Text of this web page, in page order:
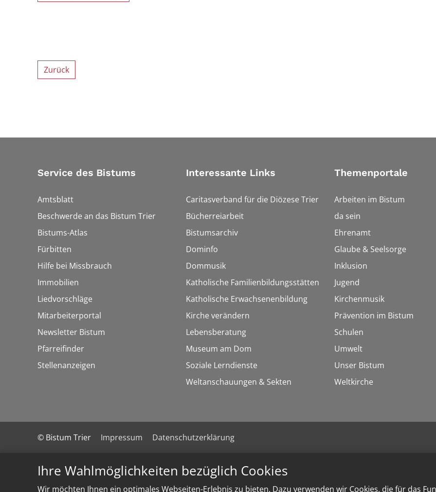
Ihre Wahlmöglichkeiten bezüglich Cookies
Wir möchten Ihnen ein optimales Webseiten-Erlebnis zu bieten. Dazu verwenden wir Cookies, die für das
Zurück
Service des Bistums
Amtsblatt
Beschwerde an das Bistum Trier
Bistums-Atlas
Fürbitten
Hilfe bei Missbrauch
Immobilien
Liedvorschläge
Mitarbeiterportal
Newsletter Bistum
Pfarreifinder
Stellenanzeigen
Interessante Links
Caritasverband für die Diözese Trier
Bücherreiarbeit
Bistumsarchiv
Dominfo
Dommusik
Katholische Familienbildungsstätten
Katholische Erwachsenenbildung
Kirche verändern
Lebensberatung
Museum am Dom
Soziale Lerndienste
Weltanschauungen & Sekten
Themenportale
Arbeiten im Bistum
da sein
Ehrenamt
Glaube & Seelsorge
Inklusion
Jugend
Kirchenmusik
Prävention im Bistum
Schulen
Umwelt
Unser Bistum
Weltkirche
© Bistum Trier Impressum Datenschutzerklärung